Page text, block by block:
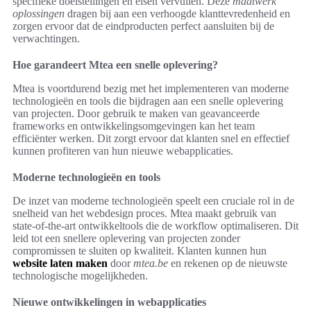
oplossingen dragen bij aan een verhoogde klanttevredenheid en
zorgen ervoor dat de eindproducten perfect aansluiten bij de
verwachtingen.
Hoe garandeert Mtea een snelle oplevering?
Mtea is voortdurend bezig met het implementeren van moderne
technologieën en tools die bijdragen aan een snelle oplevering
van projecten. Door gebruik te maken van geavanceerde
frameworks en ontwikkelingsomgevingen kan het team
efficiënter werken. Dit zorgt ervoor dat klanten snel en effectief
kunnen profiteren van hun nieuwe webapplicaties.
Moderne technologieën en tools
De inzet van moderne technologieën speelt een cruciale rol in de
snelheid van het webdesign proces. Mtea maakt gebruik van
state-of-the-art ontwikkeltools die de workflow optimaliseren. Dit
leid tot een snellere oplevering van projecten zonder
compromissen te sluiten op kwaliteit. Klanten kunnen hun
website laten maken doormtea.be en rekenen op de nieuwste
technologische mogelijkheden.
Nieuwe ontwikkelingen in webapplicaties